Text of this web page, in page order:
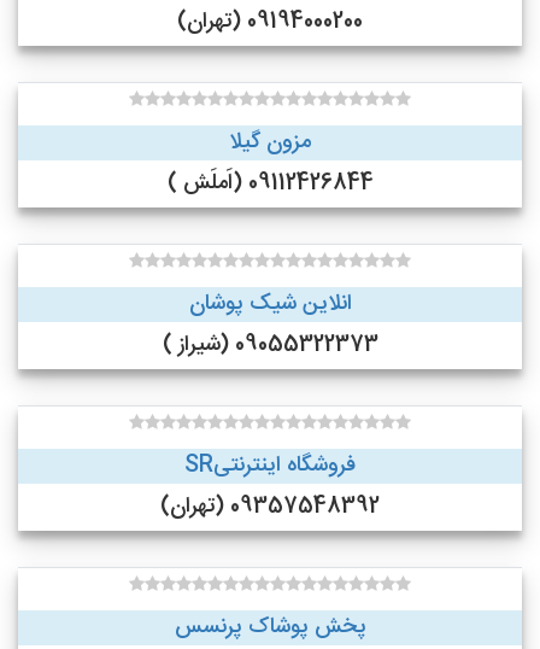
09194000200 (تهران)
مزون گیلا
09112426844 (اَملَش )
انلاین شیک پوشان
09055322373 (شیراز )
فروشگاه اینترنتیSR
09357548392 (تهران)
پخش پوشاک پرنسس